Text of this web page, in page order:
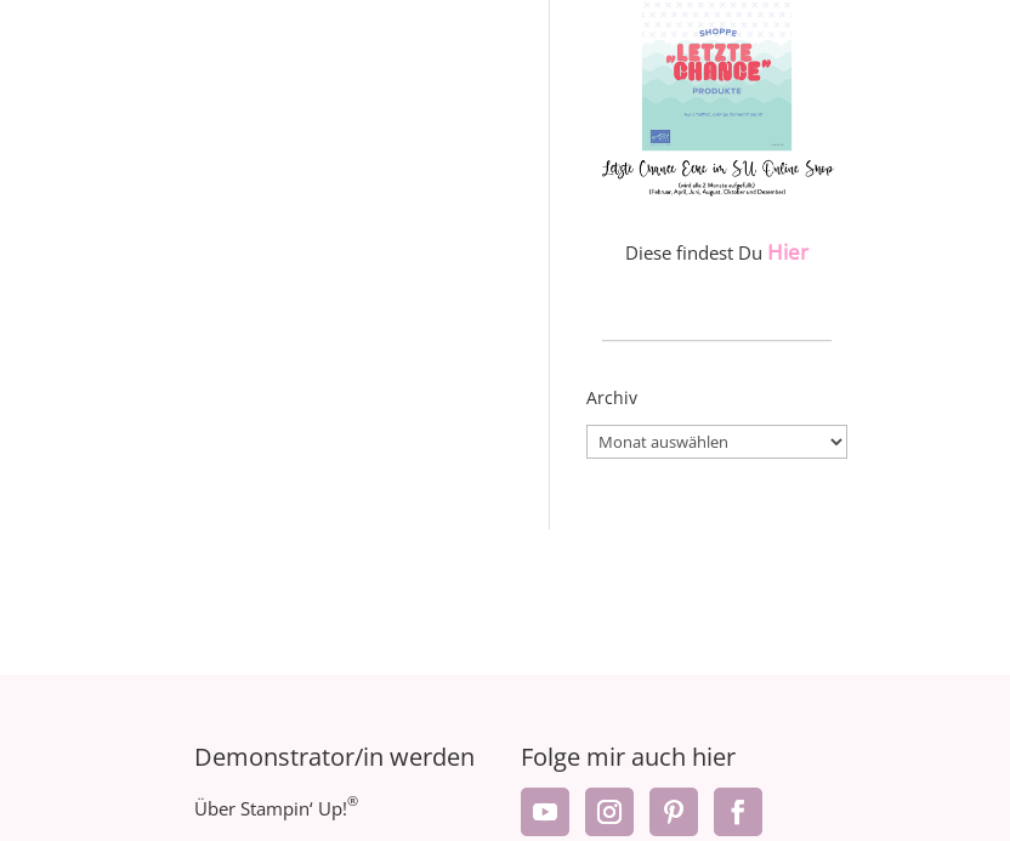
Diese findest Du Hier
Archiv
Archiv
Demonstrator/in werden
Über Stampin‘ Up!®
Folge mir auch hier